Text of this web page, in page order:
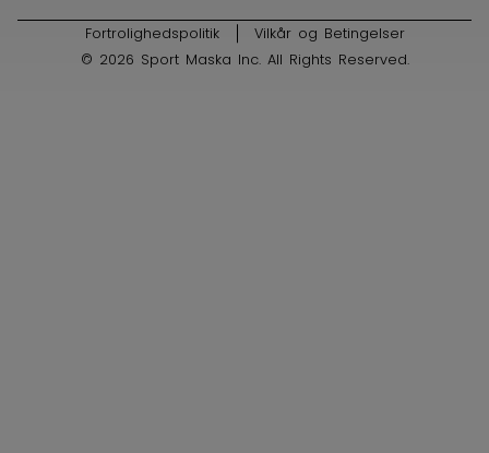
© 2026 Sport Maska Inc. All Rights Reserved.
Fortrolighedspolitik Vilkår og Betingelser